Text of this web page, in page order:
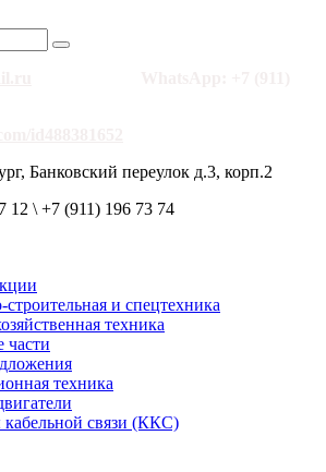
Банковский переулок д.3, корп.2
12 \ +7 (911) 196 73 74
и спецтехника
техника
части
техника
связи (ККС)